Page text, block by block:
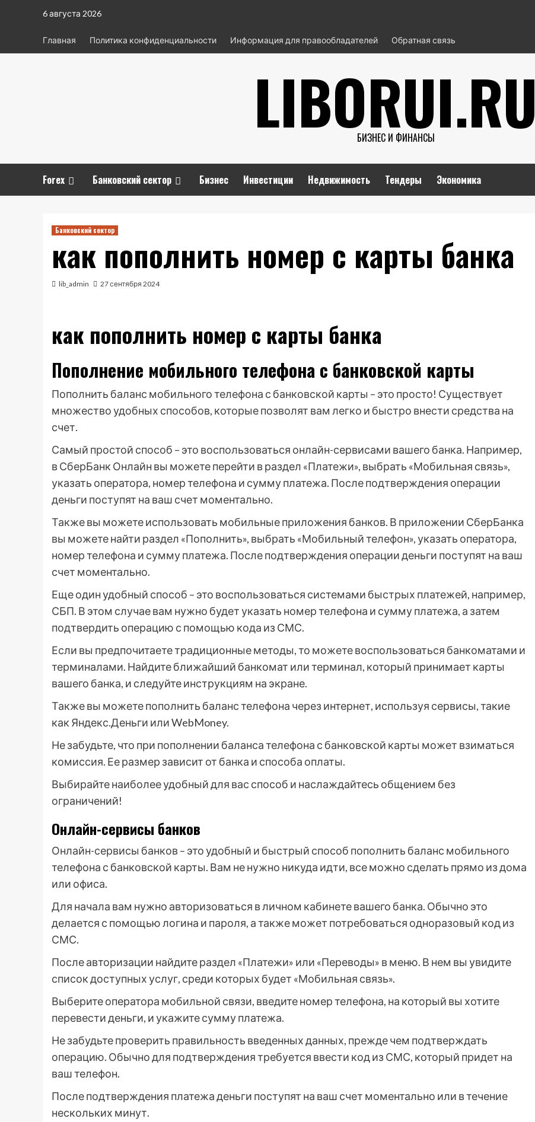
содержимому
6 августа 2026
Главная Политика конфиденциальности Информация для правообладателей Обратная связь
LIBORUI.RU
БИЗНЕС И ФИНАНСЫ
Forex Банковский сектор Бизнес Инвестиции Недвижимость Тендеры Экономика
Банковский сектор
как пополнить номер с карты банка
lib_admin 27 сентября 2024
как пополнить номер с карты банка
Пополнение мобильного телефона с банковской карты
Пополнить баланс мобильного телефона с банковской карты – это просто! Существует
множество удобных способов, которые позволят вам легко и быстро внести средства на
счет.
Самый простой способ – это воспользоваться онлайн-сервисами вашего банка. Например,
в СберБанк Онлайн вы можете перейти в раздел «Платежи», выбрать «Мобильная связь»,
указать оператора, номер телефона и сумму платежа. После подтверждения операции
деньги поступят на ваш счет моментально.
Также вы можете использовать мобильные приложения банков. В приложении СберБанка
вы можете найти раздел «Пополнить», выбрать «Мобильный телефон», указать оператора,
номер телефона и сумму платежа. После подтверждения операции деньги поступят на ваш
счет моментально.
Еще один удобный способ – это воспользоваться системами быстрых платежей, например,
СБП. В этом случае вам нужно будет указать номер телефона и сумму платежа, а затем
подтвердить операцию с помощью кода из СМС.
Если вы предпочитаете традиционные методы, то можете воспользоваться банкоматами и
терминалами. Найдите ближайший банкомат или терминал, который принимает карты
вашего банка, и следуйте инструкциям на экране.
Также вы можете пополнить баланс телефона через интернет, используя сервисы, такие
как Яндекс.Деньги или WebMoney.
Не забудьте, что при пополнении баланса телефона с банковской карты может взиматься
комиссия. Ее размер зависит от банка и способа оплаты.
Выбирайте наиболее удобный для вас способ и наслаждайтесь общением без
ограничений!
Онлайн-сервисы банков
Онлайн-сервисы банков – это удобный и быстрый способ пополнить баланс мобильного
телефона с банковской карты. Вам не нужно никуда идти, все можно сделать прямо из дома
или офиса.
Для начала вам нужно авторизоваться в личном кабинете вашего банка. Обычно это
делается с помощью логина и пароля, а также может потребоваться одноразовый код из
СМС.
После авторизации найдите раздел «Платежи» или «Переводы» в меню. В нем вы увидите
список доступных услуг, среди которых будет «Мобильная связь».
Выберите оператора мобильной связи, введите номер телефона, на который вы хотите
перевести деньги, и укажите сумму платежа.
Не забудьте проверить правильность введенных данных, прежде чем подтверждать
операцию. Обычно для подтверждения требуется ввести код из СМС, который придет на
ваш телефон.
После подтверждения платежа деньги поступят на ваш счет моментально или в течение
нескольких минут.